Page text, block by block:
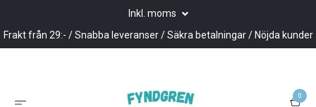
Inkl. moms
Frakt från 29:- / Snabba leveranser / Säkra betalningar / Nöjda kunder
0